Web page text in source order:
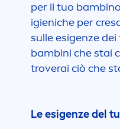
per il tuo
igieniche per
sulle esigenze
bambini che stai
troverai ciò che
Le esigenze del